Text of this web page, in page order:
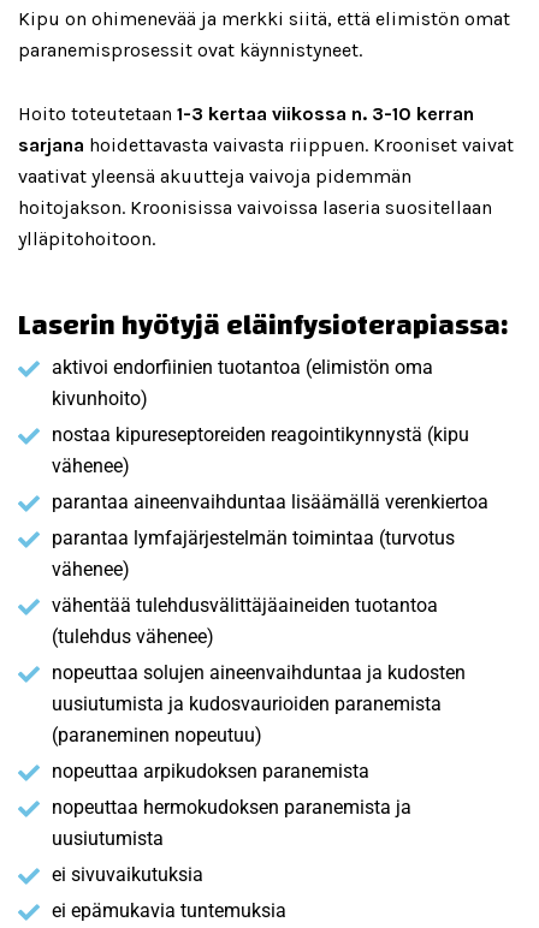
Kipu on ohimenevää ja merkki siitä, että elimistön omat
paranemisprosessit ovat käynnistyneet.
Hoito toteutetaan 1-3 kertaa viikossa n. 3-10 kerran
sarjana hoidettavasta vaivasta riippuen. Krooniset vaivat
vaativat yleensä akuutteja vaivoja pidemmän
hoitojakson. Kroonisissa vaivoissa laseria suositellaan
ylläpitohoitoon.
Laserin hyötyjä eläinfysioterapiassa:
aktivoi endorfiinien tuotantoa (elimistön oma
kivunhoito)
nostaa kipureseptoreiden reagointikynnystä (kipu
vähenee)
parantaa aineenvaihduntaa lisäämällä verenkiertoa
parantaa lymfajärjestelmän toimintaa (turvotus
vähenee)
vähentää tulehdusvälittäjäaineiden tuotantoa
(tulehdus vähenee)
nopeuttaa solujen aineenvaihduntaa ja kudosten
uusiutumista ja kudosvaurioiden paranemista
(paraneminen nopeutuu)
nopeuttaa arpikudoksen paranemista
nopeuttaa hermokudoksen paranemista ja
uusiutumista
ei sivuvaikutuksia
ei epämukavia tuntemuksia